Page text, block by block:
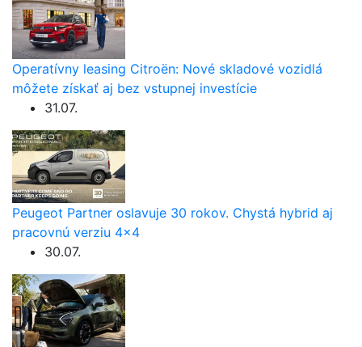
Operatívny leasing Citroën: Nové skladové vozidlá
môžete získať aj bez vstupnej investície
31.07.
Peugeot Partner oslavuje 30 rokov. Chystá hybrid aj
pracovnú verziu 4×4
30.07.